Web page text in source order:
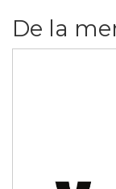
De la